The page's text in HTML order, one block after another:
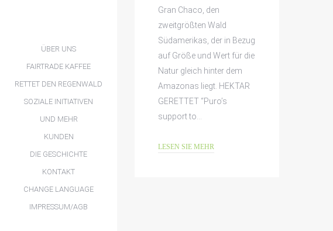
ÜBER UNS
FAIRTRADE KAFFEE
RETTET DEN REGENWALD
SOZIALE INITIATIVEN
UND MEHR
KUNDEN
DIE GESCHICHTE
KONTAKT
CHANGE LANGUAGE
IMPRESSUM/AGB
Gran Chaco, den
zweitgrößten Wald
Südamerikas, der in Bezug
auf Größe und Wert für die
Natur gleich hinter dem
Amazonas liegt. HEKTAR
GERETTET “Puro’s
support to…
LESEN SIE MEHR